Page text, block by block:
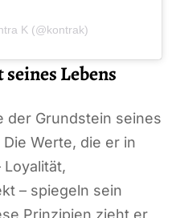
K (@kontrak)
Lebens
der Grundstein seines
Werte, die er in
– spiegeln sein